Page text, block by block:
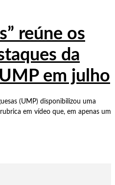
reúne os
da
em julho
(UMP) disponibilizou uma
em vídeo que, em apenas um